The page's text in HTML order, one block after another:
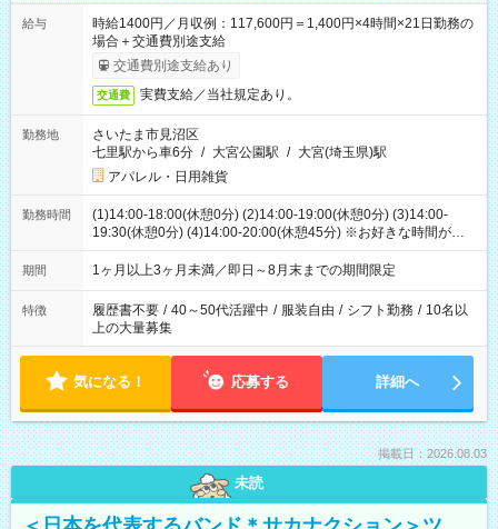
給与
時給1400円／月収例：117,600円＝1,400円×4時間×21日勤務の
場合＋交通費別途支給
交通費別途支給あり
交通費 実費支給／当社規定あり。
勤務地
さいたま市見沼区
七里駅から車6分 / 大宮公園駅 / 大宮(埼玉県)駅
アパレル・日用雑貨
勤務時間
(1)14:00-18:00(休憩0分) (2)14:00-19:00(休憩0分) (3)14:00-
19:30(休憩0分) (4)14:00-20:00(休憩45分) ※お好きな時間が選べ
ます
期間 1ヶ月以上3ヶ月未満／即日～8月末までの期間限定
特徴 履歴書不要 / 40～50代活躍中 / 服装自由 / シフト勤務 / 10名以
上の大量募集
気になる！ 応募する 詳細へ
掲載日：2026.08.03
未読